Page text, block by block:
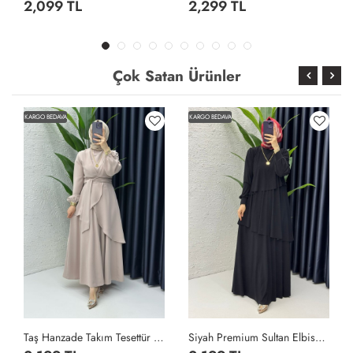
2,099 TL 2,299 TL
Çok Satan Ürünler
KARGO BEDAVA
Taş Hanzade Takım Tesettür Giyim Taş Rengi
KARGO BEDAVA
Siyah Premium Sultan Elbise Tesettür Giyim Siyah